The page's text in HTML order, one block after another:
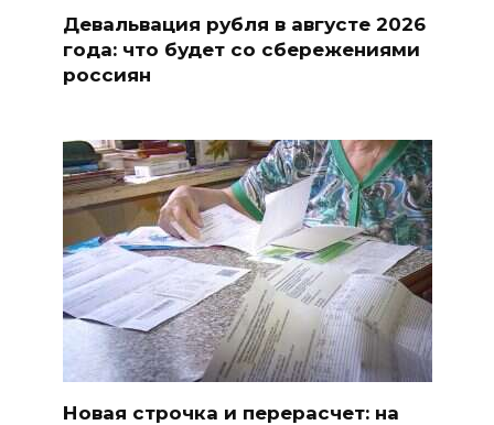
Девальвация рубля в августе 2026
года: что будет со сбережениями
россиян
Новая строчка и перерасчет: на